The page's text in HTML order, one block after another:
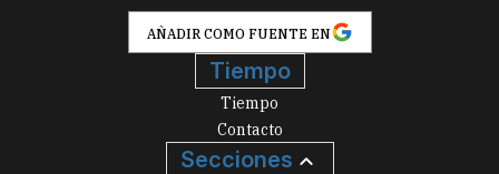
AÑADIR COMO FUENTE EN
Tiempo
Tiempo
Contacto
Secciones